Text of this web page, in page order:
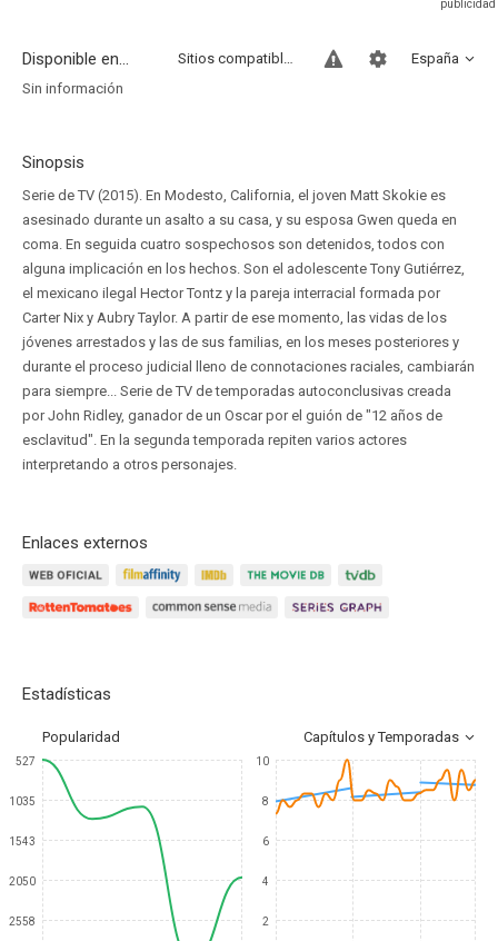
Disponible en... España
Sitios compatibles
Sin información
Sinopsis
Serie de TV (2015). En Modesto, California, el joven Matt Skokie es
asesinado durante un asalto a su casa, y su esposa Gwen queda en
coma. En seguida cuatro sospechosos son detenidos, todos con
alguna implicación en los hechos. Son el adolescente Tony Gutiérrez,
el mexicano ilegal Hector Tontz y la pareja interracial formada por
Carter Nix y Aubry Taylor. A partir de ese momento, las vidas de los
jóvenes arrestados y las de sus familias, en los meses posteriores y
durante el proceso judicial lleno de connotaciones raciales, cambiarán
para siempre... Serie de TV de temporadas autoconclusivas creada
por John Ridley, ganador de un Oscar por el guión de "12 años de
esclavitud". En la segunda temporada repiten varios actores
interpretando a otros personajes.
Enlaces externos
Estadísticas
Popularidad Capítulos y Temporadas
527
1035
1543
2050
2558
10
8
6
4
2